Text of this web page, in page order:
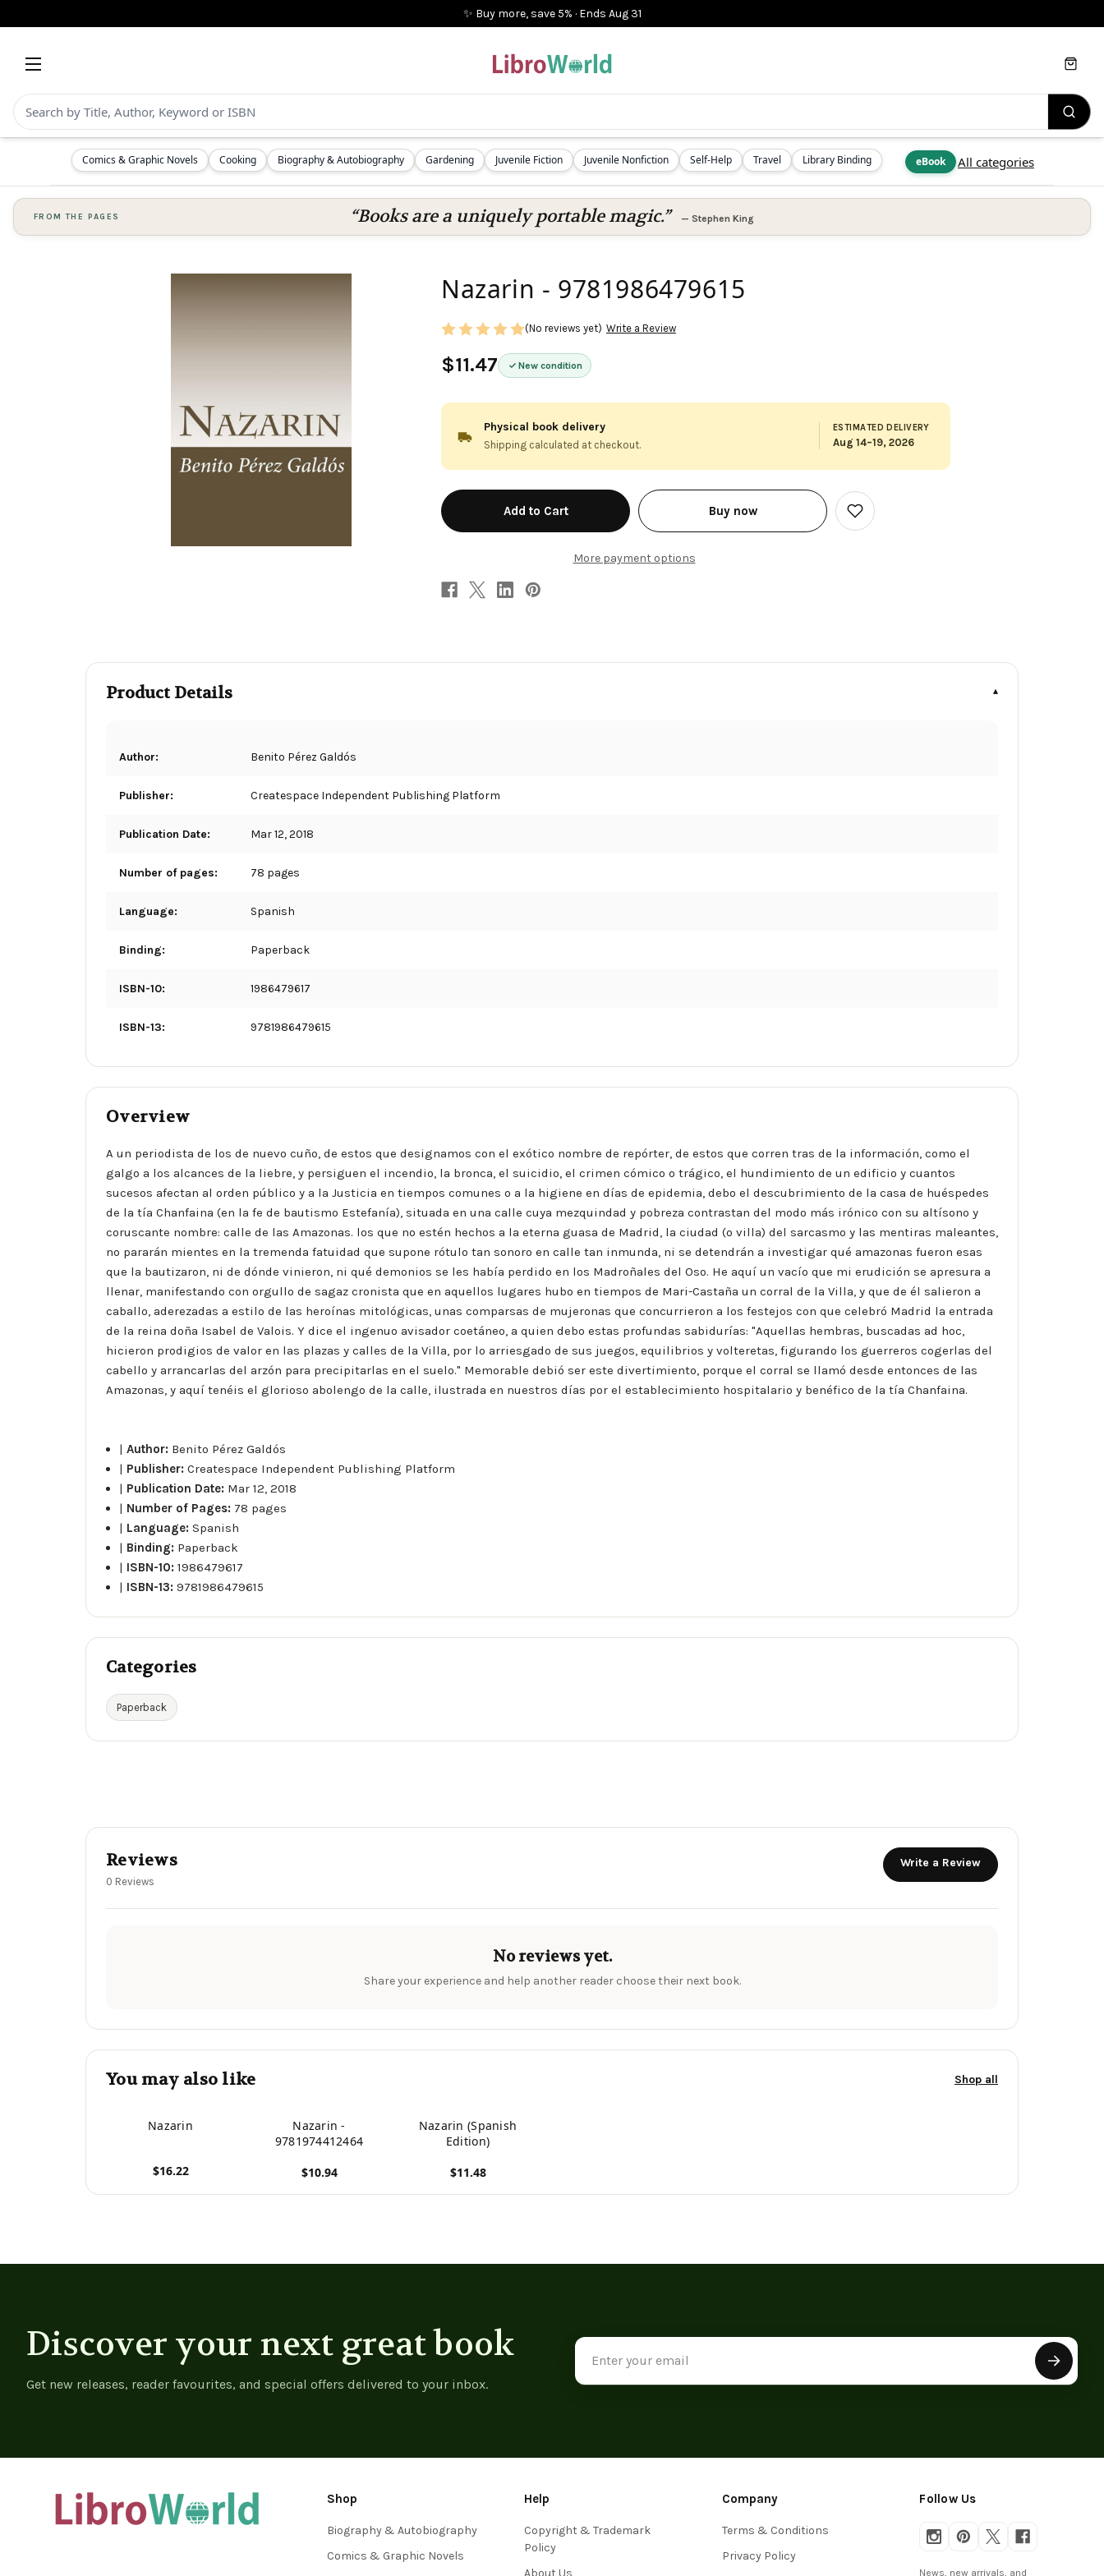
✨ Buy more, save 5% · Ends Aug 31
Comics & Graphic Novels Cooking Biography & Autobiography Gardening Juvenile Fiction Juvenile Nonfiction Self-Help Travel Library Binding eBook All categories
Cart
FROM THE PAGES “Books are a uniquely portable magic.” — Stephen King
Nazarin - 9781986479615
$11.47 New condition
(No reviews yet) Write a Review
Physical book delivery
Shipping calculated at checkout.
ESTIMATED DELIVERY
Aug 14–19, 2026
in
stock
Buy now
More payment options
Add
to
Product Details
Author: Benito Pérez Galdós
Publisher: Createspace Independent Publishing Platform
Publication Date: Mar 12, 2018
Number of pages: 78 pages
Language: Spanish
Binding: Paperback
ISBN-10: 1986479617
ISBN-13: 9781986479615
Overview
A un periodista de los de nuevo cuño, de estos que designamos con el exótico nombre de repórter, de estos que corren tras de la información, como el
galgo a los alcances de la liebre, y persiguen el incendio, la bronca, el suicidio, el crimen cómico o trágico, el hundimiento de un edificio y cuantos
sucesos afectan al orden público y a la Justicia en tiempos comunes o a la higiene en días de epidemia, debo el descubrimiento de la casa de huéspedes
de la tía Chanfaina (en la fe de bautismo Estefanía), situada en una calle cuya mezquindad y pobreza contrastan del modo más irónico con su altísono y
coruscante nombre: calle de las Amazonas. los que no estén hechos a la eterna guasa de Madrid, la ciudad (o villa) del sarcasmo y las mentiras maleantes,
no pararán mientes en la tremenda fatuidad que supone rótulo tan sonoro en calle tan inmunda, ni se detendrán a investigar qué amazonas fueron esas
que la bautizaron, ni de dónde vinieron, ni qué demonios se les había perdido en los Madroñales del Oso. He aquí un vacío que mi erudición se apresura a
llenar, manifestando con orgullo de sagaz cronista que en aquellos lugares hubo en tiempos de Mari-Castaña un corral de la Villa, y que de él salieron a
caballo, aderezadas a estilo de las heroínas mitológicas, unas comparsas de mujeronas que concurrieron a los festejos con que celebró Madrid la entrada
de la reina doña Isabel de Valois. Y dice el ingenuo avisador coetáneo, a quien debo estas profundas sabidurías: "Aquellas hembras, buscadas ad hoc,
hicieron prodigios de valor en las plazas y calles de la Villa, por lo arriesgado de sus juegos, equilibrios y volteretas, figurando los guerreros cogerlas del
cabello y arrancarlas del arzón para precipitarlas en el suelo." Memorable debió ser este divertimiento, porque el corral se llamó desde entonces de las
Amazonas, y aquí tenéis el glorioso abolengo de la calle, ilustrada en nuestros días por el establecimiento hospitalario y benéfico de la tía Chanfaina.
|Author: Benito Pérez Galdós
| Publisher:Createspace Independent Publishing Platform
| Publication Date: Mar 12, 2018
| Number of Pages: 78 pages
| Language:Spanish
| Binding: Paperback
| ISBN-10:1986479617
| ISBN-13:9781986479615
Categories
Paperback
Reviews
0 Reviews
Write a Review
No reviews yet.
Share your experience and help another reader choose their next book.
You may also like Shop all
Nazarin
$16.22
Nazarin -
9781974412464
$10.94
Nazarin (Spanish
Edition)
$11.48
Discover your next great book
Get new releases, reader favourites, and special offers delivered to your inbox.
Email
Address
Shop
Biography & Autobiography
Comics & Graphic Novels
Help
Copyright & Trademark
Policy
About Us
Company
Terms & Conditions
Privacy Policy
Follow Us
News, new arrivals, and